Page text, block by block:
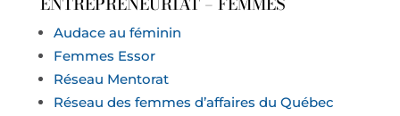
Audace au féminin
Femmes Essor
Réseau Mentorat
Réseau des femmes d’affaires du Québec